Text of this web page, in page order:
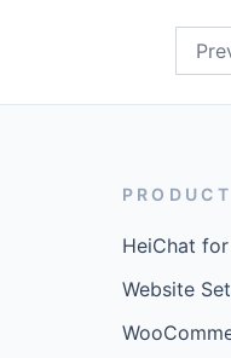
PRODUCT
HeiChat
Website